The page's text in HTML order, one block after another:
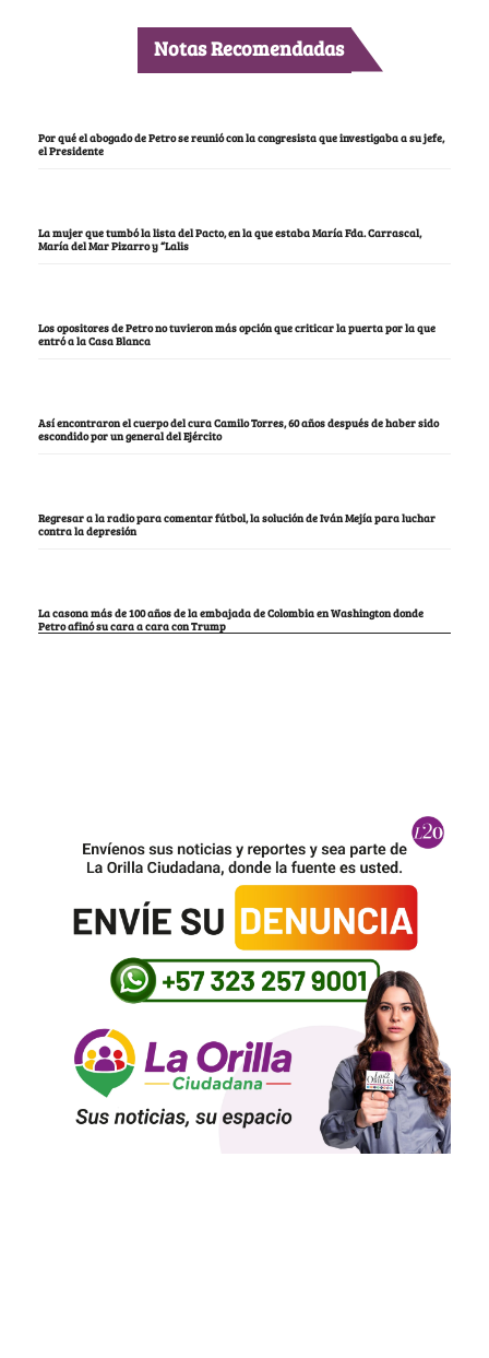
Notas Recomendadas
Por qué el abogado de Petro se reunió con la congresista que investigaba a su jefe,
el Presidente
La mujer que tumbó la lista del Pacto, en la que estaba María Fda. Carrascal,
María del Mar Pizarro y “Lalis
Los opositores de Petro no tuvieron más opción que criticar la puerta por la que
entró a la Casa Blanca
Así encontraron el cuerpo del cura Camilo Torres, 60 años después de haber sido
escondido por un general del Ejército
Regresar a la radio para comentar fútbol, la solución de Iván Mejía para luchar
contra la depresión
La casona más de 100 años de la embajada de Colombia en Washington donde
Petro afinó su cara a cara con Trump